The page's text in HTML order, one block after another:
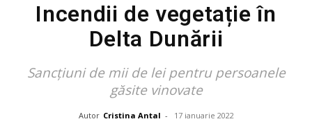
de
Investigații
Incendii de vegetație în
Delta Dunării
Sancţiuni de mii de lei pentru persoanele
găsite vinovate
Autor Cristina Antal - 17 ianuarie 2022